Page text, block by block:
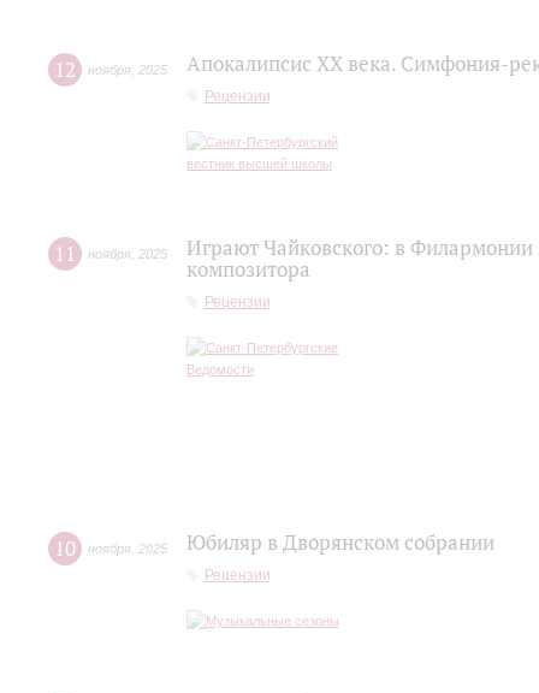
12 ноября 2025 Апокалипсис XX века. Симфония-
Рецензии
11 ноября 2025
Играют Чайковского: в
композитора
Рецензии
10 ноября 2025 Юбиляр в Дворянском собрании
Рецензии